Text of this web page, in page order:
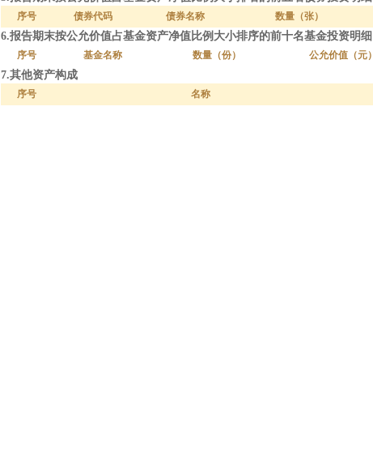
序号 债券代码 债券名称 数量（张）
6.报告期末按公允价值占基金资产净值比例大小排序的前十名基金投资明细
序号 基金名称 数量（份） 公允价值（元）
7.其他资产构成
序号 名称